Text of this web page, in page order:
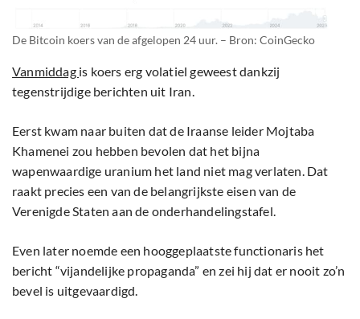
De Bitcoin koers van de afgelopen 24 uur. – Bron: CoinGecko
Vanmiddag is koers erg volatiel geweest dankzij
tegenstrijdige berichten uit Iran.
Eerst kwam naar buiten dat de Iraanse leider Mojtaba
Khamenei zou hebben bevolen dat het bijna
wapenwaardige uranium het land niet mag verlaten. Dat
raakt precies een van de belangrijkste eisen van de
Verenigde Staten aan de onderhandelingstafel.
Even later noemde een hooggeplaatste functionaris het
bericht “vijandelijke propaganda” en zei hij dat er nooit zo’n
bevel is uitgevaardigd.